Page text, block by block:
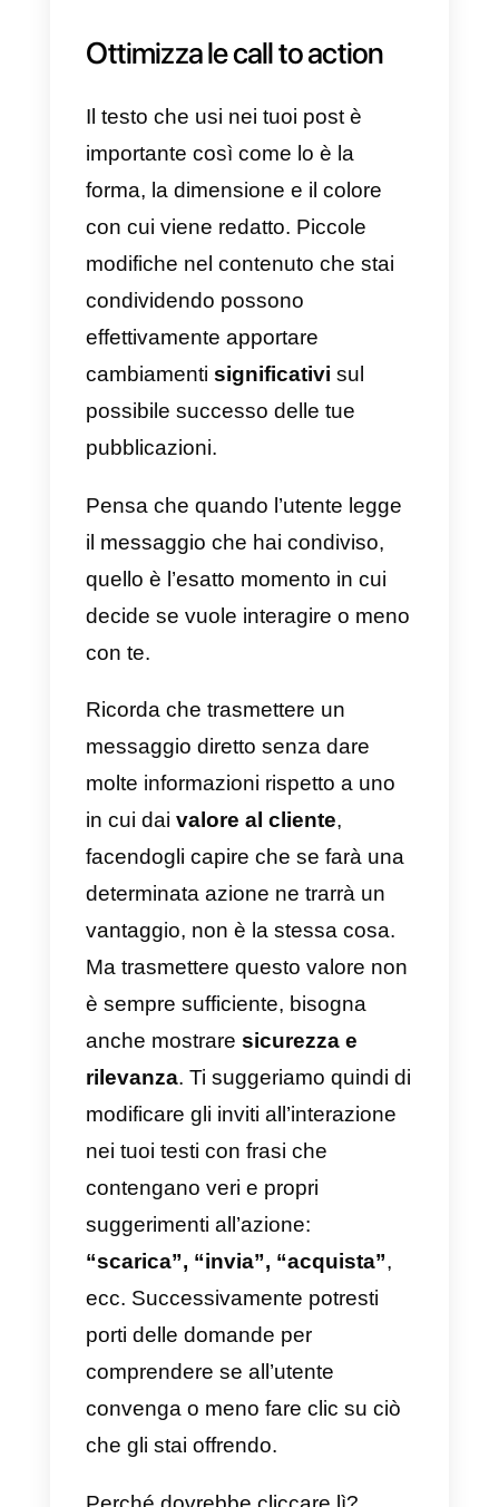
richiedano interazione
g)Creacontenuti variabili
duraturi nel tempo
Se segui questi semplici consigli,
ti assicuriamo che il tuo post
migliorerà e, nel tempo, inizierai a
notare sempre più interazione,
followers e possibilmente
clientiattratti da tutto ciò che
condividerai.
Ottimizza le call to action
Il testo che usi nei tuoi post è
importante così come lo è la
forma, la dimensione e il colore
con cui viene redatto. Piccole
modifiche nel contenuto che stai
condividendo possono
effettivamente apportare
cambiamentisignificativi
possibile successo delle tue
pubblicazioni.